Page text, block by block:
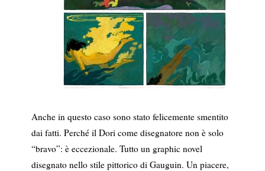
Anche in questo caso sono stato felicemente smentito
dai fatti. Perché il Dori come disegnatore non è solo
“bravo”: è eccezionale. Tutto un graphic novel
disegnato nello stile pittorico di Gauguin. Un piacere,